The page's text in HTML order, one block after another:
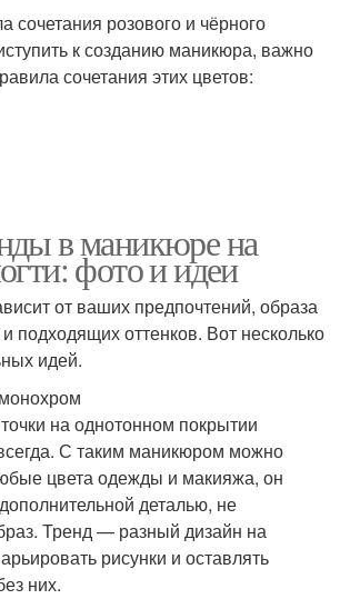
сочетания розового и чёрного
к созданию маникюра, важно
сочетания этих цветов:
в маникюре на
фото и идеи
от ваших предпочтений, образа
подходящих оттенков. Вот несколько
идей.
на однотонном покрытии
С таким маникюром можно
цвета одежды и макияжа, он
деталью, не
Тренд — разный дизайн на
рисунки и оставлять
них.